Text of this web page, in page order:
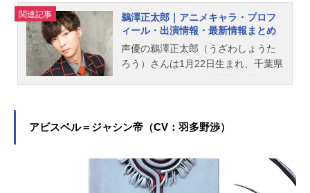
関連記事
鵜澤正太郎｜アニメキャラ・プロフ
ィール・出演情報・最新情報まとめ
声優の鵜澤正太郎（うざわしょうた
ろう）さんは1月22日生まれ、千葉県
アビスベル＝ジャシン帝（CV：羽多野渉）